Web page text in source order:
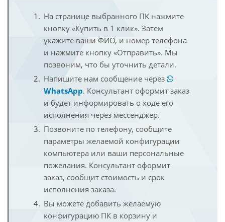
На странице выбранного ПК нажмите
кнопку «Купить в 1 клик». Затем
укажите ваши ФИО, и номер телефона
и нажмите кнопку «Отправить». Мы
позвоним, что бы уточнить детали.
Напишите нам сообщение через
WhatsApp. Консультант оформит заказ
и будет информировать о ходе его
исполнения через мессенджер.
Позвоните по телефону, сообщите
параметры желаемой конфигурации
компьютера или ваши персональные
пожелания. Консультант оформит
заказ, сообщит стоимость и срок
исполнения заказа.
Вы можете добавить желаемую
конфигурацию ПК в корзину и